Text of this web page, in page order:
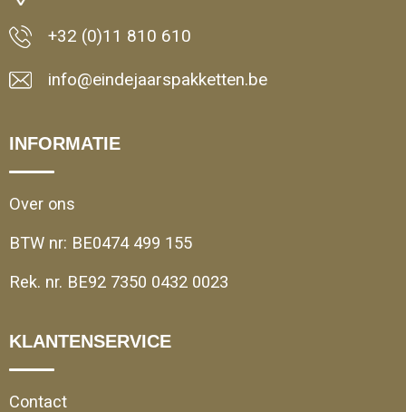
+32 (0)11 810 610
info@eindejaarspakketten.be
INFORMATIE
Over ons
BTW nr: BE0474 499 155
Rek. nr. BE92 7350 0432 0023
KLANTENSERVICE
Contact